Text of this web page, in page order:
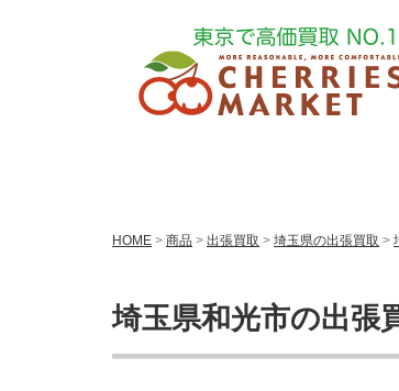
HOME > 商品 > 出張買取 > 埼玉県の出張買取 >
埼玉県和光市の出張